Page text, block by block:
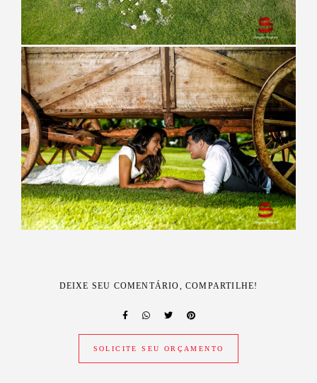
DEIXE SEU COMENTÁRIO, COMPARTILHE!
SOLICITE SEU ORÇAMENTO